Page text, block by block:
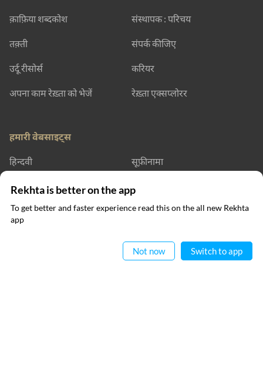
क़ाफ़िया शब्दकोश
तक़्ती
उर्दू रीसोर्स
अपना काम रेख़्ता को भेजें
संस्थापक : परिचय
संपर्क कीजिए
करियर
रेख़्ता एक्सप्लोरर
हमारी वेबसाइट्स
हिन्दवी सूफ़ीनामा
रेख़्ता डिक्शनरी रेख़्ता लर्निंग
रेख़्ता बुक्स
संपर्क कीजिए
Rekhta is better on the app
To get better and faster experience read this on the all new Rekhta
app
Not now Switch to app